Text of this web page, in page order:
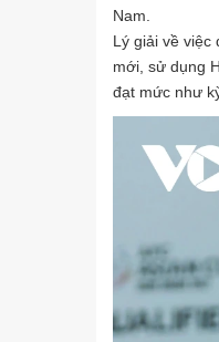
Nam.
Lý giải về việc
mới, sử dụng
đạt mức như